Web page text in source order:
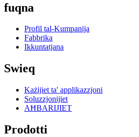
fuqna
Profil tal-Kumpanija
Fabbrika
Ikkuntatjana
Swieq
Każijiet ta' applikazzjoni
Soluzzjonijiet
AĦBARIJIET
Prodotti